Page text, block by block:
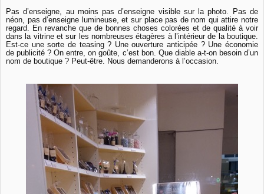
Pas d’enseigne, au moins pas d’enseigne visible sur la photo. Pas de
néon, pas d’enseigne lumineuse, et sur place pas de nom qui attire notre
regard. En revanche que de bonnes choses colorées et de qualité à voir
dans la vitrine et sur les nombreuses étagères à l’intérieur de la boutique.
Est-ce une sorte de teasing ? Une ouverture anticipée ? Une économie
de publicité ? On entre, on goûte, c’est bon. Que diable a-t-on besoin d’un
nom de boutique ? Peut-être. Nous demanderons à l’occasion.